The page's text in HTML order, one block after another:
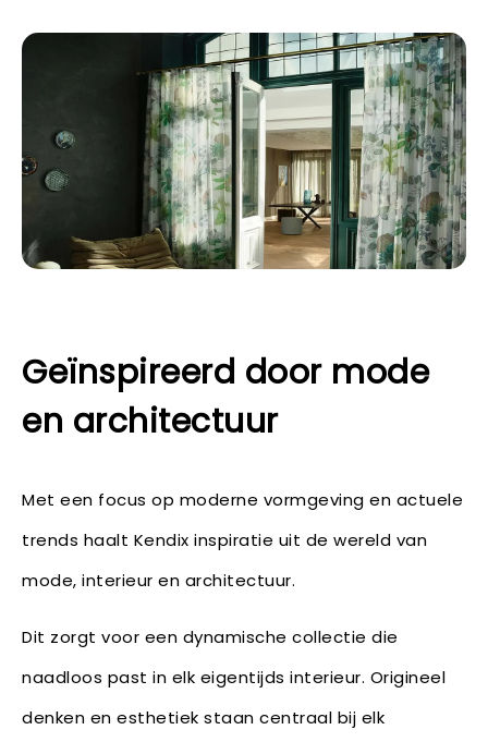
Geïnspireerd door mode
en architectuur
Met een focus op moderne vormgeving en actuele
trends haalt Kendix inspiratie uit de wereld van
mode, interieur en architectuur.
Dit zorgt voor een dynamische collectie die
naadloos past in elk eigentijds interieur. Origineel
denken en esthetiek staan centraal bij elk